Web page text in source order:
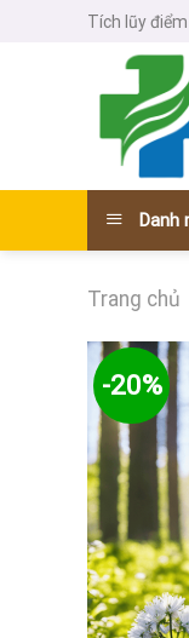
Tích lũy
Danh
Trang chủ
-20%